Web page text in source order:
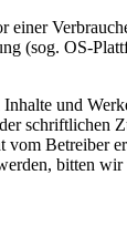
einer
(sog. OS-
und
schriftlichen
vom Betreiber
bitten